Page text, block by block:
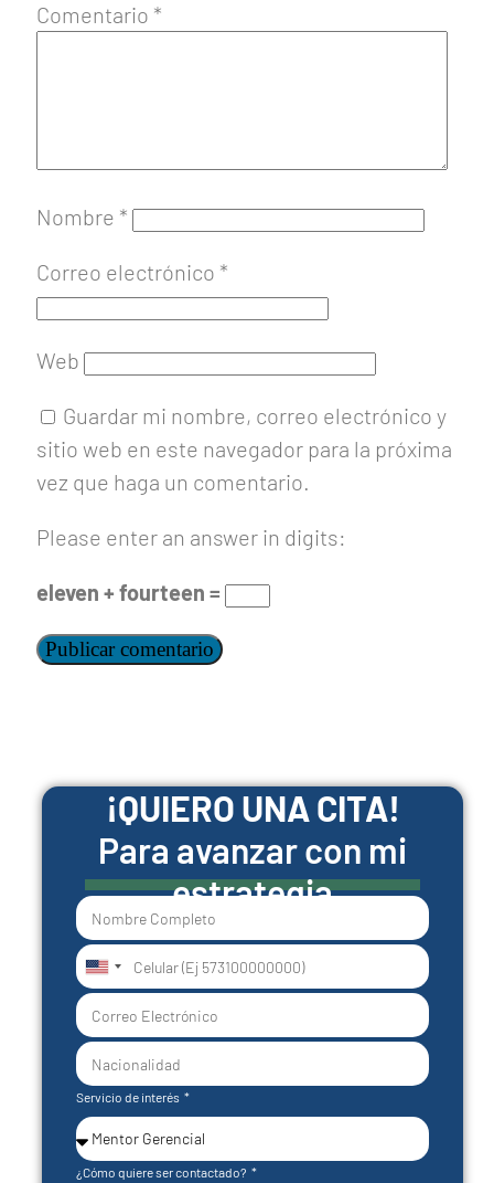
Comentario *
Nombre *
Correo electrónico *
Web
Guardar mi nombre, correo electrónico y
sitio web en este navegador para la próxima
vez que haga un comentario.
Please enter an answer in digits:
eleven + fourteen =
¡QUIERO UNA CITA!
Para avanzar con mi
estrategia
United
States
+1
Servicio de interés
¿Cómo quiere ser contactado?